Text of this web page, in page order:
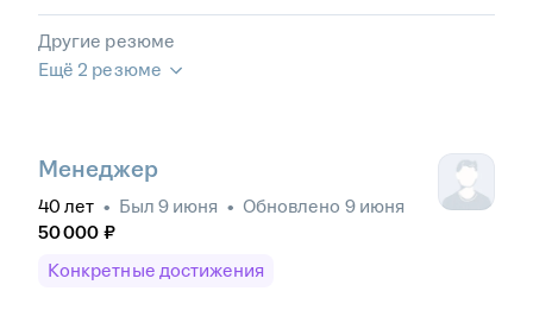
Другие резюме
Ещё 2 резюме
Менеджер
40 лет • Был 9 июня • Обновлено 9 июня
50 000 ₽
Конкретные достижения